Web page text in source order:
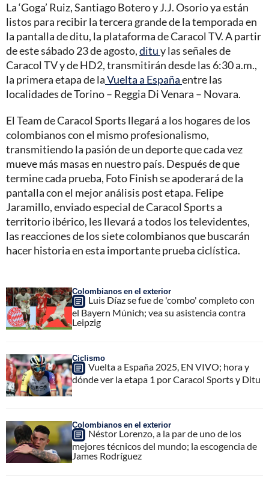
La ‘Goga’ Ruiz, Santiago Botero y J.J. Osorio ya están
listos para recibir la tercera grande de la temporada en
la pantalla de ditu, la plataforma de Caracol TV. A partir
de este sábado 23 de agosto,dituy las señales de
Caracol TV y de HD2, transmitirán desde las 6:30 a.m.,
la primera etapa de laVuelta a Españaentre las
localidades de Torino – Reggia Di Venara – Novara.
El Team de Caracol Sports llegará a los hogares de los
colombianos con el mismo profesionalismo,
transmitiendo la pasión de un deporte que cada vez
mueve más masas en nuestro país. Después de que
termine cada prueba, Foto Finish se apoderará de la
pantalla con el mejor análisis post etapa. Felipe
Jaramillo, enviado especial de Caracol Sports a
territorio ibérico, les llevará a todos los televidentes,
las reacciones de los siete colombianos que buscarán
hacer historia en esta importante prueba ciclística.
Colombianos en el exterior
Luis Díaz se fue de 'combo' completo con
el Bayern Múnich; vea su asistencia contra
Leipzig
Ciclismo
Vuelta a España 2025, EN VIVO; hora y
dónde ver la etapa 1 por Caracol Sports y Ditu
Colombianos en el exterior
Néstor Lorenzo, a la par de uno de los
mejores técnicos del mundo; la escogencia de
James Rodríguez